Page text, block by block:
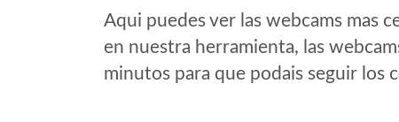
Aqui puedes ver las webcams mas
en nuestra herramienta, las
minutos para que podais seguir los